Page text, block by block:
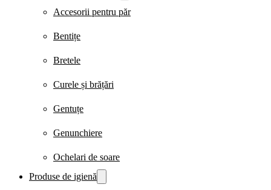
Accesorii pentru păr
Bentițe
Bretele
Curele și brățări
Gentuțe
Genunchiere
Ochelari de soare
Produse de igienă